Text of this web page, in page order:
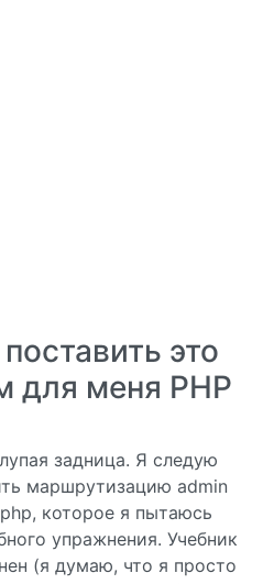
это
для меня PHP
задница. Я следую
маршрутизацию admin
которое я пытаюсь
упражнения. Учебник
(я думаю, что я просто